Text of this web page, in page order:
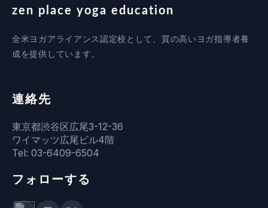
zen place yoga education
全米ヨガアライアンス認定校として、質の高いヨガ指導者養
成を提供しています。
連絡先
東京都渋谷区広尾3-12-36
ワイマッツ広尾ビル4階
Tel: 03-6409-6504
フォローする